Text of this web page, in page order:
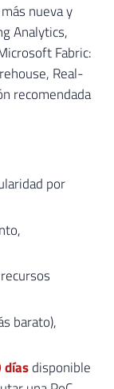
nueva y
Analytics,
Fabric:
Real-
recomendada
por
barato),
díasdisponible